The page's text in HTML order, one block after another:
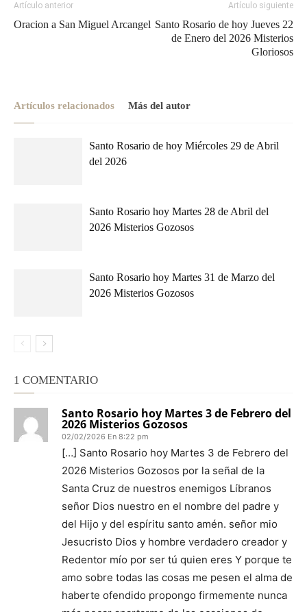
Artículo anterior
Oracion a San Miguel Arcangel
Artículo siguiente
Santo Rosario de hoy Jueves 22
de Enero del 2026 Misterios
Gloriosos
Artículos relacionados Más del autor
Santo Rosario de hoy Miércoles 29 de Abril
del 2026
Santo Rosario hoy Martes 28 de Abril del
2026 Misterios Gozosos
Santo Rosario hoy Martes 31 de Marzo del
2026 Misterios Gozosos
1 COMENTARIO
Santo Rosario hoy Martes 3 de Febrero del
2026 Misterios Gozosos
02/02/2026 En 8:22 pm
[…] Santo Rosario hoy Martes 3 de Febrero del
2026 Misterios Gozosos por la señal de la
Santa Cruz de nuestros enemigos Líbranos
señor Dios nuestro en el nombre del padre y
del Hijo y del espíritu santo amén. señor mio
Jesucristo Dios y hombre verdadero creador y
Redentor mío por ser tú quien eres Y porque te
amo sobre todas las cosas me pesen el alma de
haberte ofendido propongo firmemente nunca